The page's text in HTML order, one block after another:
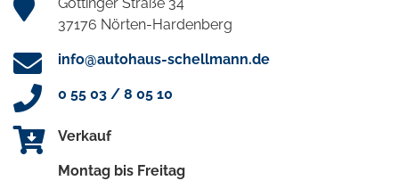
37176 Nörten-Hardenberg
info@autohaus-schellmann.de
0 55 03 / 8 05 10
Verkauf
Montag bis Freitag